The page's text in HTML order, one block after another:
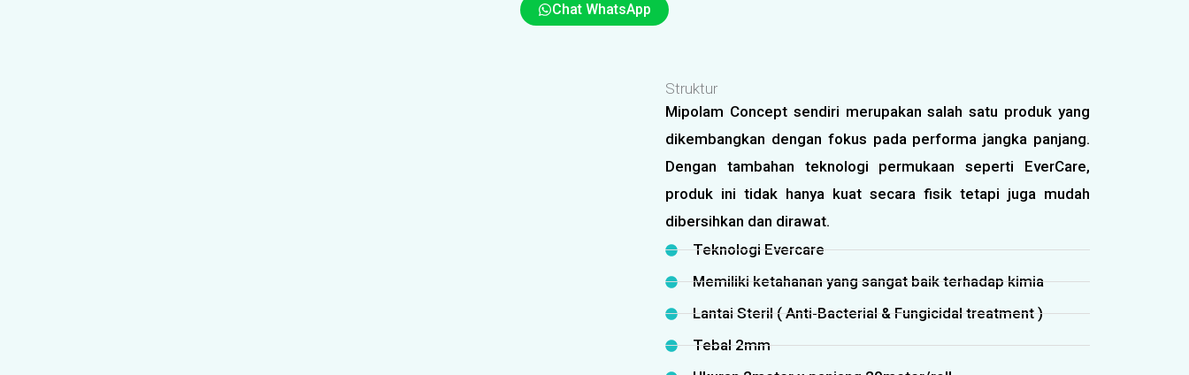
Chat WhatsApp
Struktur
Mipolam Concept sendiri merupakan salah satu produk yang
dikembangkan dengan fokus pada performa jangka panjang.
Dengan tambahan teknologi permukaan seperti EverCare,
produk ini tidak hanya kuat secara fisik tetapi juga mudah
dibersihkan dan dirawat.
Teknologi Evercare
Memiliki ketahanan yang sangat baik terhadap kimia
Lantai Steril ( Anti-Bacterial & Fungicidal treatment )
Tebal 2mm